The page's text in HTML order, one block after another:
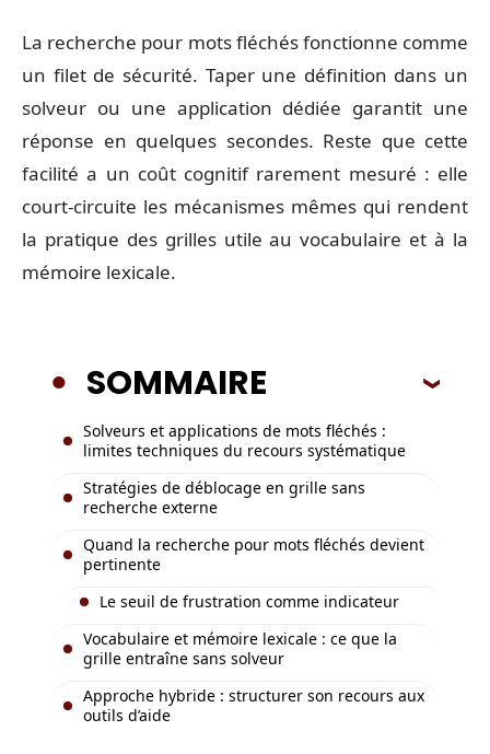
La recherche pour mots fléchés fonctionne comme
un filet de sécurité. Taper une définition dans un
solveur ou une application dédiée garantit une
réponse en quelques secondes. Reste que cette
facilité a un coût cognitif rarement mesuré : elle
court-circuite les mécanismes mêmes qui rendent
la pratique des grilles utile au vocabulaire et à la
mémoire lexicale.
SOMMAIRE
Solveurs et applications de mots fléchés :
limites techniques du recours systématique
Stratégies de déblocage en grille sans
recherche externe
Quand la recherche pour mots fléchés devient
pertinente
Le seuil de frustration comme indicateur
Vocabulaire et mémoire lexicale : ce que la
grille entraîne sans solveur
Approche hybride : structurer son recours aux
outils d’aide